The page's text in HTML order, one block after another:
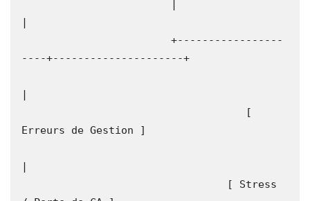
|
----+---------------------+
|
Erreurs de Gestion ]
|